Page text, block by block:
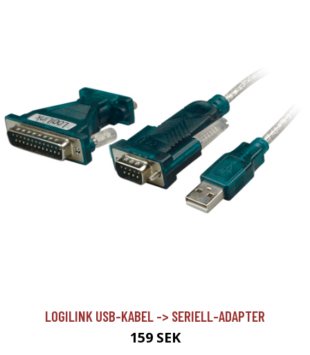
LOGILINK USB-KABEL -> SERIELL-ADAPTER
159 SEK